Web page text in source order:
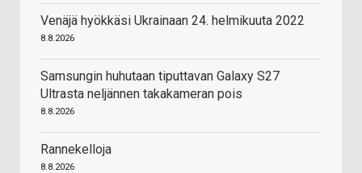
Venäjä hyökkäsi Ukrainaan 24. helmikuuta 2022
8.8.2026
Samsungin huhutaan tiputtavan Galaxy S27
Ultrasta neljännen takakameran pois
8.8.2026
Rannekelloja
8.8.2026